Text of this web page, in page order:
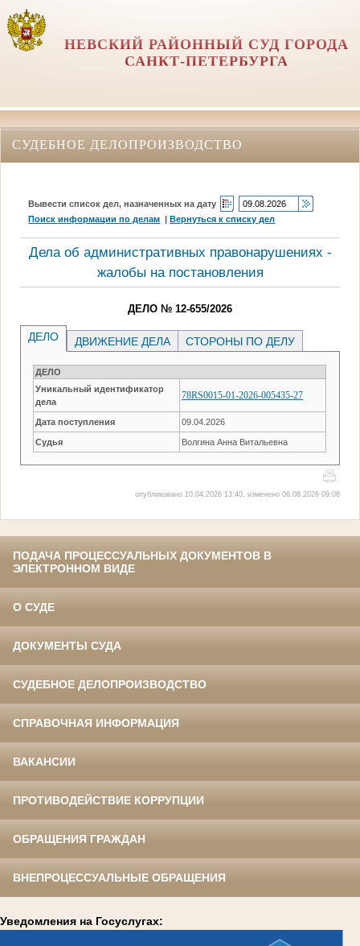
НЕВСКИЙ РАЙОННЫЙ СУД ГОРОДА
САНКТ-ПЕТЕРБУРГА
СУДЕБНОЕ ДЕЛОПРОИЗВОДСТВО
Вывести список дел, назначенных на дату
Поиск информации по делам |Вернуться к списку дел
Дела об административных правонарушениях -
жалобы на постановления
ДЕЛО № 12-655/2026
ДЕЛО ДВИЖЕНИЕ ДЕЛА СТОРОНЫ ПО ДЕЛУ
ДЕЛО
Уникальный идентификатор
дела
78RS0015-01-2026-005435-27
Дата поступления 09.04.2026
Судья Волгина Анна Витальевна
опубликовано 10.04.2026 13:40, изменено 06.08.2026 09:06
ПОДАЧА ПРОЦЕССУАЛЬНЫХ ДОКУМЕНТОВ В
ЭЛЕКТРОННОМ ВИДЕ
О СУДЕ
ДОКУМЕНТЫ СУДА
СУДЕБНОЕ ДЕЛОПРОИЗВОДСТВО
СПРАВОЧНАЯ ИНФОРМАЦИЯ
ВАКАНСИИ
ПРОТИВОДЕЙСТВИЕ КОРРУПЦИИ
ОБРАЩЕНИЯ ГРАЖДАН
ВНЕПРОЦЕССУАЛЬНЫЕ ОБРАЩЕНИЯ
Уведомления на Госуслугах: